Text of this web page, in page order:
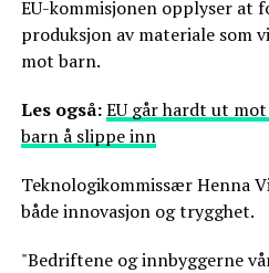
EU-kommisjonen opplyser at
produksjon av materiale som
mot barn.
Les også:EU går hardt ut
barn å slippe inn
Teknologikommissær Henna
både innovasjon og trygghet.
"Bedriftene og innbyggerne